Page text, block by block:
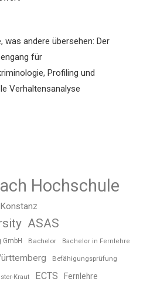
was andere übersehen: Der
für
Profiling und
Verhaltensanalyse
Hochschule
ASAS
Bachelor Bachelor in Fernlehre
Befähigungsprüfung
Kraut ECTS Fernlehre